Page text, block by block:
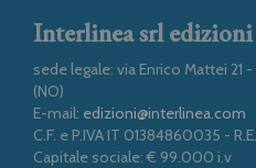
Interlinea srl edizioni
sede legale: via Enrico Mattei 21
(NO)
E-mail: edizioni@interlinea.com
C.F. e P.IVA IT 01384860035 -
Capitale sociale: € 99.000 i.v